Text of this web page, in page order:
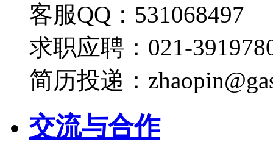
客服QQ：531068497
求职应聘：021-
简历投递：
交流与合作